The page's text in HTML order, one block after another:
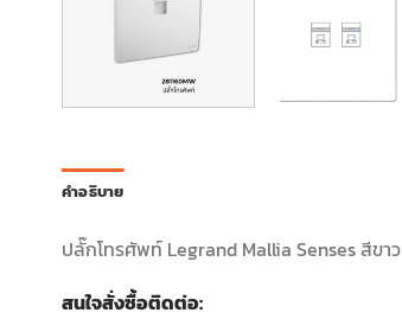
คำอธิบาย
ปลั๊กโทรศัพท์ Legrand Mallia Senses สีขาว
สนใจสั่งซื้อติดต่อ: